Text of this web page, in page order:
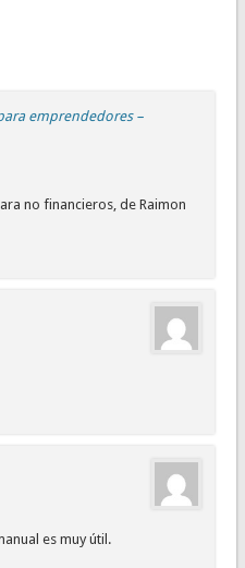
emprendedores –
no financieros, de Raimon
es muy útil.